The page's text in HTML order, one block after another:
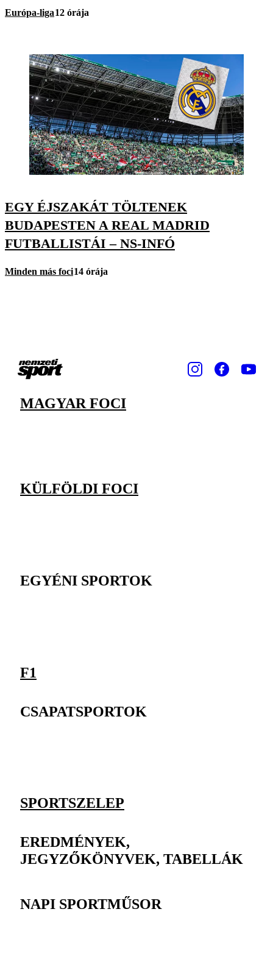
Európa-liga12 órája
EGY ÉJSZAKÁT TÖLTENEK
BUDAPESTEN A REAL MADRID
FUTBALLISTÁI – NS-INFÓ
Minden más foci14 órája
MAGYAR FOCI
KÜLFÖLDI FOCI
EGYÉNI SPORTOK
F1
CSAPATSPORTOK
SPORTSZELEP
EREDMÉNYEK,
JEGYZŐKÖNYVEK, TABELLÁK
NAPI SPORTMŰSOR